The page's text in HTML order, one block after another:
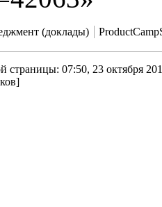
(доклады)
страницы: 07:50, 23 октября